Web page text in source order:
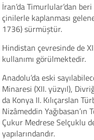
İran’da Timurlular’dan
çinilerle kaplanması
1736) sürmüştür.
Hindistan çevresinde de
kullanımı görülmektedir.
Anadolu’da eski
Minaresi (XII. yüzyıl),
da Konya II. Kılıçarslan
Nizâmeddin Yağıbasan’ın
Çukur Medrese Selçuklu
yapılarındandır.